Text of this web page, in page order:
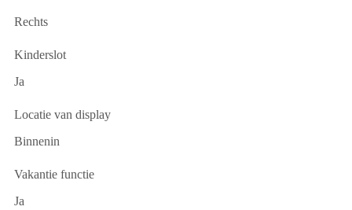
Rechts
Kinderslot
Ja
Locatie van display
Binnenin
Vakantie functie
Ja